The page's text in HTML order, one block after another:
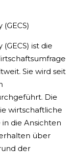
ist die
Sie wird seit
Die
wirtschaftliche
die Ansichten
über
der